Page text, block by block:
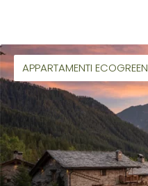
APPARTAMENTI ECOGREEN